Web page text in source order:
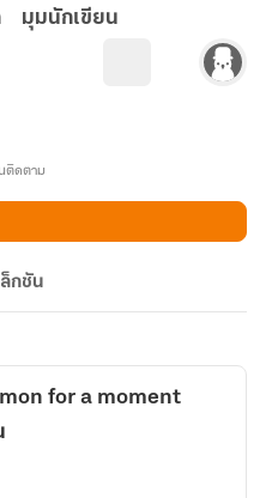
มุมนักเขียน
ติดตาม
กชัน
for a moment